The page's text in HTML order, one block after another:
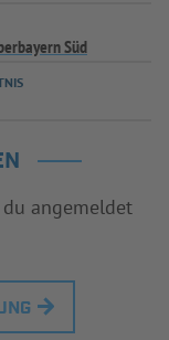
Süd
angemeldet